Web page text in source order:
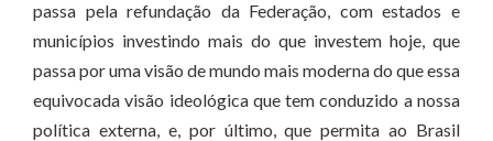
passa pela refundação da Federação, com estados e
municípios investindo mais do que investem hoje, que
passa por uma visão de mundo mais moderna do que essa
equivocada visão ideológica que tem conduzido a nossa
política externa, e, por último, que permita ao Brasil